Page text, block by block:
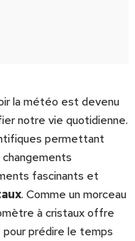
la météo est devenu
notre vie quotidienne.
permettant
fascinants et
. Comme un morceau
à cristaux offre
prédire le temps